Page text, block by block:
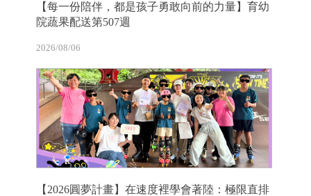
【每一份陪伴，都是孩子勇敢向前的力量】育幼
院蔬果配送第507週
2026/08/06
【2026圓夢計畫】在速度裡學會著陸：極限直排